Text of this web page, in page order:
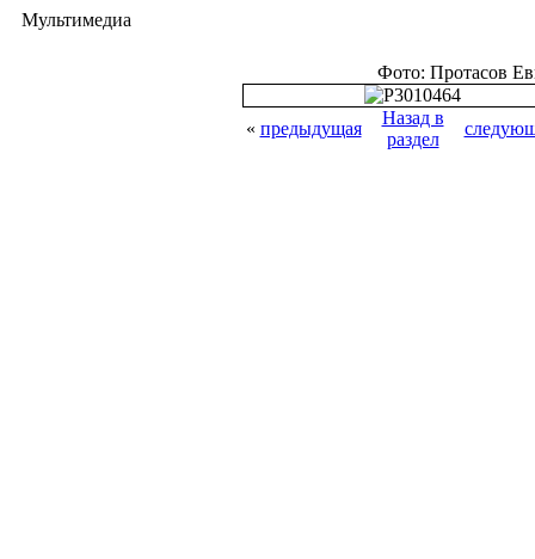
Мультимедиа
Фото: Протасов
« предыдущая
Назад в
раздел